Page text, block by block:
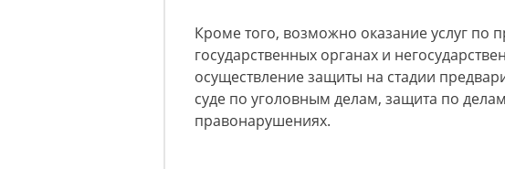
Кроме того, возможно оказание услуг по
государственных органах и
осуществление защиты на стадии
суде по уголовным делам, защита по
правонарушениях.